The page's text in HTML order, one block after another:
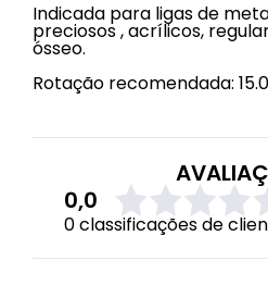
Indicada para ligas de
preciosos , acrílicos,
ósseo.
Rotação recomendada:
0,0
0 classificações de